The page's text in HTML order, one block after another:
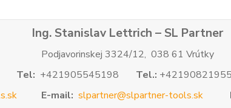
Ing. Stanislav Lettrich – SL Partner
Podjavorinskej 3324/12, 038 61 Vrútky
Tel: +421905545198 Tel.:
E-mail: slpartner@slpartner-tools.sk